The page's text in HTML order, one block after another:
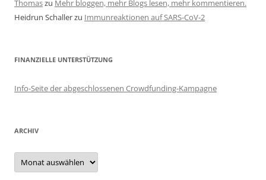
Thomaszu Mehr bloggen, mehr Blogs lesen, mehr kommentieren.
Heidrun Schallerzu Immunreaktionen auf SARS-CoV-2
FINANZIELLE UNTERSTÜTZUNG
Info-Seite der abgeschlossenen Crowdfunding-Kampagne
ARCHIV
Archiv